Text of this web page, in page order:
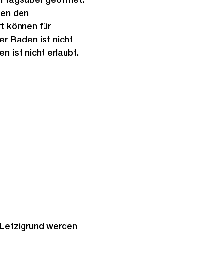
den
können für
Baden ist nicht
ist nicht erlaubt.
werden